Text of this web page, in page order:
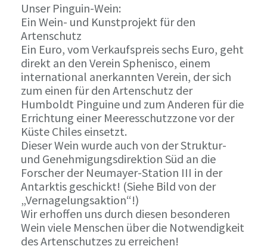
Unser Pinguin-Wein:
Ein Wein- und Kunstprojekt für den
Artenschutz
Ein Euro, vom Verkaufspreis sechs Euro, geht
direkt an den Verein Sphenisco, einem
international anerkannten Verein, der sich
zum einen für den Artenschutz der
Humboldt Pinguine und zum Anderen für die
Errichtung einer Meeresschutzzone vor der
Küste Chiles einsetzt.
Dieser Wein wurde auch von der Struktur-
und Genehmigungsdirektion Süd an die
Forscher der Neumayer-Station III in der
Antarktis geschickt! (Siehe Bild von der
„Vernagelungsaktion“!)
Wir erhoffen uns durch diesen besonderen
Wein viele Menschen über die Notwendigkeit
des Artenschutzes zu erreichen!